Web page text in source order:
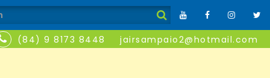
(84) 9 8173 8448 jairsampaio2@hotmail.com